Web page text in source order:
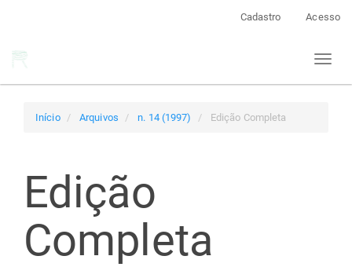
Cadastro Acesso
Toggle
Início Arquivos n. 14 (1997) Edição Completa
Edição
Completa